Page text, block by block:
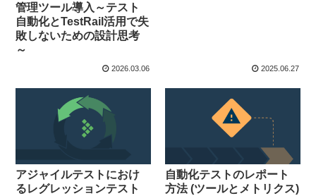
管理ツール導入～テスト
自動化とTestRail活用で失
敗しないための設計思考
～
2026.03.06 2025.06.27
アジャイルテストにおけ
るレグレッションテスト
自動化テストのレポート
方法 (ツールとメトリクス)